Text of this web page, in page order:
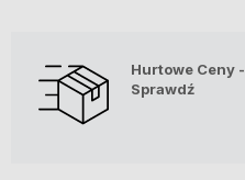
Hurtowe Ceny -
Sprawdź